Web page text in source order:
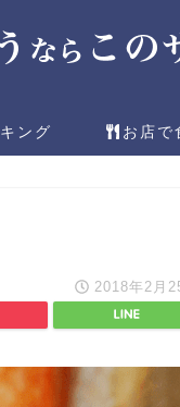
ング お店で
2018年2月